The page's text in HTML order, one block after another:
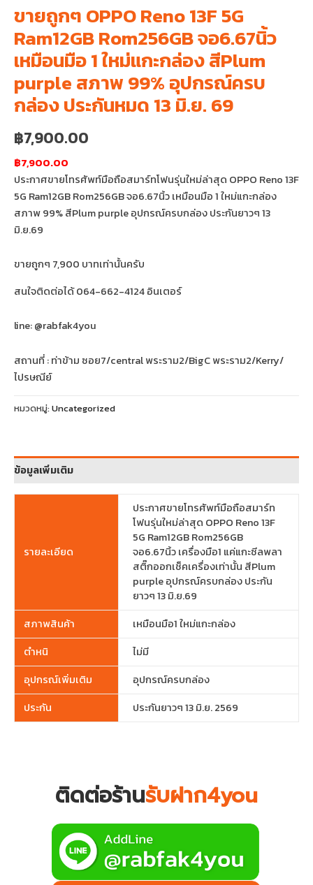
ขายถูกๆ OPPO Reno 13F 5G
Ram12GB Rom256GB จอ6.67นิ้ว
เหมือนมือ 1 ใหม่แกะกล่อง สีPlum
purple สภาพ 99% อุปกรณ์ครบ
กล่อง ประกันหมด 13 มิ.ย. 69
฿7,900.00
฿7,900.00
ประกาศขายโทรศัพท์มือถือสมาร์ทโฟนรุ่นใหม่ล่าสุด OPPO Reno 13F
5G Ram12GB Rom256GB จอ6.67นิ้ว เหมือนมือ 1 ใหม่แกะกล่อง
สภาพ 99% สีPlum purple อุปกรณ์ครบกล่อง ประกันยาวๆ 13
มิ.ย.69
ขายถูกๆ 7,900 บาทเท่านั้นครับ
สนใจติดต่อได้ 064-662-4124 อินเตอร์
line: @rabfak4you
สถานที่ : ท่าข้าม ซอย7/central พระราม2/BigC พระราม2/Kerry/
ไปรษณีย์
หมวดหมู่: Uncategorized
ข้อมูลเพิ่มเติม
รายละเอียด
ประกาศขายโทรศัพท์มือถือสมาร์ท
โฟนรุ่นใหม่ล่าสุด OPPO Reno 13F
5G Ram12GB Rom256GB
จอ6.67นิ้ว เครื่องมือ1 แค่แกะซีลพลา
สติ๊กออกเช็คเครื่องเท่านั้น สีPlum
purple อุปกรณ์ครบกล่อง ประกัน
ยาวๆ 13 มิ.ย.69
สภาพสินค้า
เหมือนมือ1 ใหม่แกะกล่อง
ตำหนิ
ไม่มี
อุปกรณ์เพิ่มเติม
อุปกรณ์ครบกล่อง
ประกัน
ประกันยาวๆ 13 มิ.ย. 2569
ติดต่อร้านรับฝาก4you